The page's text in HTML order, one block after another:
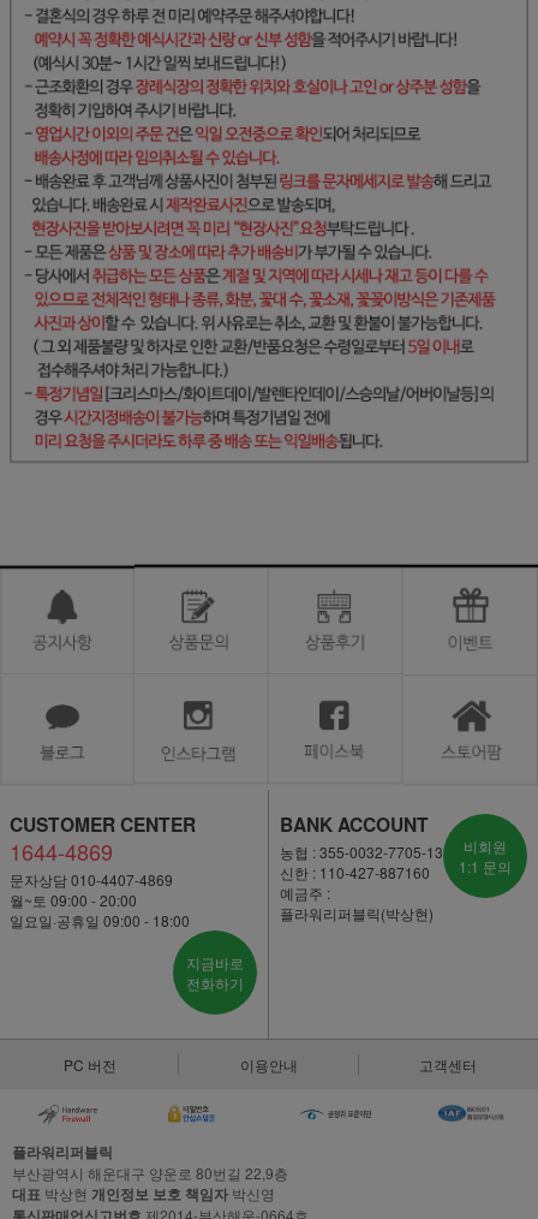
CUSTOMER CENTER
1644-4869
문자상담 010-4407-4869
월~토 09:00 - 20:00
일요일·공휴일 09:00 - 18:00
지금바로
전화하기
BANK ACCOUNT
농협 : 355-0032-7705-13
신한 : 110-427-887160
예금주 :
플라워리퍼블릭(박상현)
비회원
1:1 문의
PC 버전 이용안내 고객센터
플라워리퍼블릭
부산광역시 해운대구 양운로 80번길 22,9층
대표 박상현 개인정보 보호 책임자 박신영
제2014-부산해운-0664호